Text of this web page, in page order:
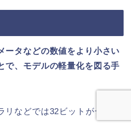
ータなどの数値をより小さい
で、モデルの軽量化を図る手
リなどでは32ビットが一般